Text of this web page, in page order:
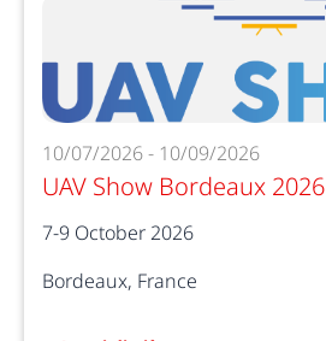
10/07/2026 - 10/09/2026
UAV Show Bordeaux 2026
7-9 October 2026
Bordeaux, France